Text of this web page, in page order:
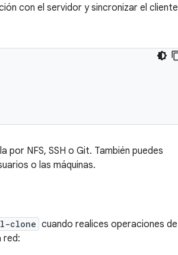
con el servidor y sincronizar el cliente
por NFS, SSH o Git. También puedes
o las máquinas.
clone cuando realices operaciones de
red: